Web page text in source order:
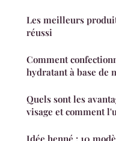
Les meilleurs
réussi
Comment
hydratant à base de
Quels sont les
visage et comment